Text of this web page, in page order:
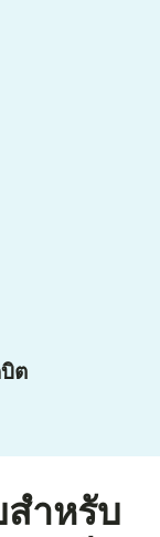
ต
สำหรับ